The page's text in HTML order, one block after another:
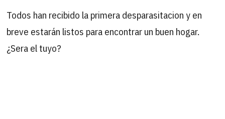
Todos han recibido la primera desparasitacion y en
breve estarán listos para encontrar un buen hogar.
¿Sera el tuyo?